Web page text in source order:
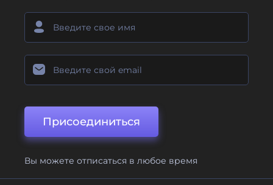
Присоединиться
Вы можете отписаться в любое время